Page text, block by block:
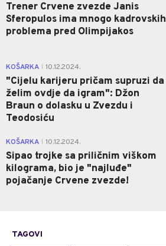
Trener Crvene zvezde Janis
Sferopulos ima mnogo kadrovskih
problema pred Olimpijakos
KOŠARKA 10.12.2024.
"Cijelu karijeru pričam supruzi da
želim ovdje da igram": Džon
Braun o dolasku u Zvezdu i
Teodosiću
KOŠARKA 10.12.2024.
Sipao trojke sa priličnim viškom
kilograma, bio je "najluđe"
pojačanje Crvene zvezde!
TAGOVI